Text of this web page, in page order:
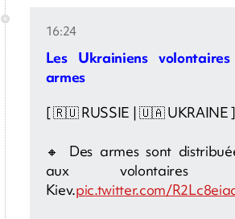
16:24
Les Ukrainiens
armes
[ 🇷🇺 RUSSIE | 🇺🇦 UKRAINE ]
🔸 Des armes sont
aux
Kiev.pic.twitter.com/